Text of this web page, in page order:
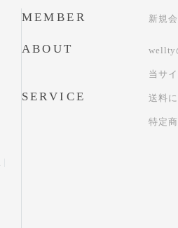
MEMBER 新規
ABOUT wellty
当サ
SERVICE 送料
特定